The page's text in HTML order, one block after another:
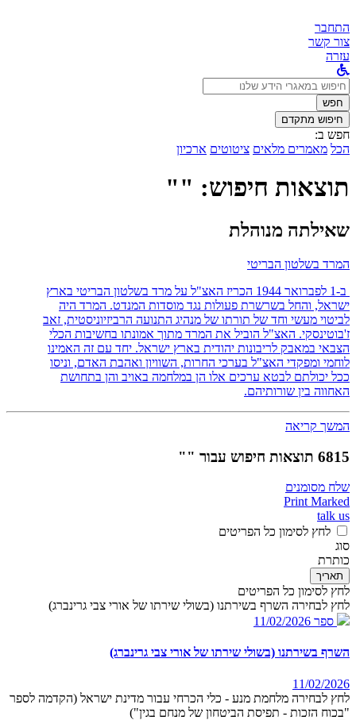
התחבר
צור קשר
עזרה
לחפש
ב:חפש
חיפוש מתקדם
חפש ב:
הכל מאמרים מלאים ציטוטים ארכיון
תוצאות חיפוש: ""
שאילתה מנוהלת
המרד בשלטון הבריטי
ב-1 לפברואר 1944 הכריז האצ"ל על מרד בשלטון הבריטי בארץ
ישראל, והחל בשרשרת פעולות נגד מוסדות המנדט. המרד היה
לביטוי מעשי וחד של תורתו של מנהיג התנועה הרביזיוניסטית, זאב
ז'בוטינסקי. האצ"ל הוביל את המרד מתוך אמונתו בחשיבות הכלי
הצבאי במאבק לריבונות יהודית בארץ ישראל. יחד עם זה האמינו
לוחמי ומפקדי האצ"ל בערכי החרות, השוויון ואהבת האדם, וניסו
ככל יכולתם לבטא ערכים אלו הן במלחמה באויב והן בתחושת
האחווה בין שורותיהם.
המשך קריאה
6815 תוצאות חיפוש עבור ""
שלח מסומנים
Print Marked
talk us
לחץ לסימון כל הפריטים
סוג
כותרת
תאריך
לחץ לסימון כל הפריטים
לחץ לבחירה השרף בשירתנו (בשולי שירתו של אורי צבי גרינברג)
ספר 11/02/2026
השרף בשירתנו (בשולי שירתו של אורי צבי גרינברג)
11/02/2026
לחץ לבחירה מלחמת מנע - כלי הכרחי עבור מדינת ישראל (הקדמה לספר
"בכוח הזכות - תפיסת הביטחון של מנחם בגין")